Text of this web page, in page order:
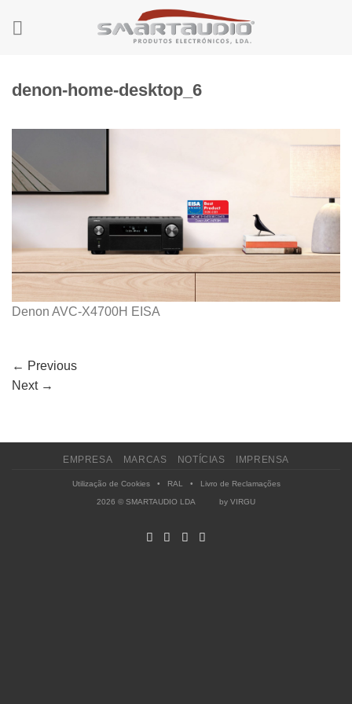
denon-home-desktop_6
Denon AVC-X4700H EISA
← Previous
Next →
EMPRESA MARCAS NOTÍCIAS IMPRENSA
Utilização de Cookies• RAL • Livro de Reclamações
2026 © SMARTAUDIO LDA by VIRGU